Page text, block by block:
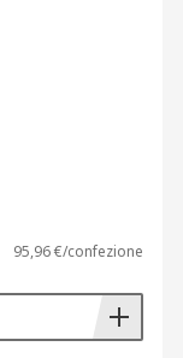
95,96 €/confezione